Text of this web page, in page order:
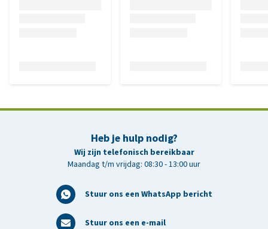
Heb je hulp nodig?
Wij zijn telefonisch bereikbaar
Maandag t/m vrijdag: 08:30 - 13:00 uur
Stuur ons een WhatsApp bericht
Stuur ons een e-mail